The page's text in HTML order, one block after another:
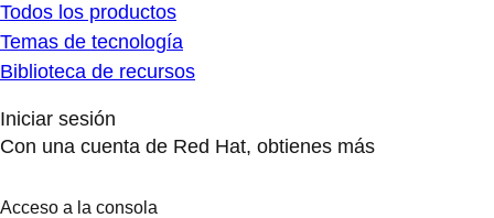
Todos los productos
Temas de tecnología
Biblioteca de recursos
Iniciar sesión
Con una cuenta de Red Hat, obtienes más
Acceso a la consola